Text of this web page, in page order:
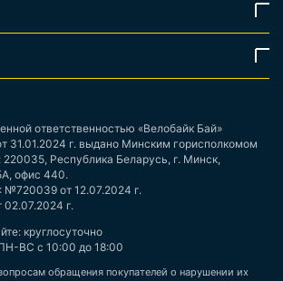
ответственностью «Велобайк Бай»
31.01.2024 г. выдано Минским горисполкомом
Республика Беларусь, г. Минск,
офис 440.
№720039 от 12.07.2024 г.
г.
круглосуточно
ВС с 10:00 до 18:00
обращения покупателей о нарушении их